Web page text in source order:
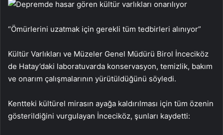
“Ömürlerini uzatmak için gerekli tüm tedbirleri alınıyor”
Kültür Varlıkları ve Müzeler Genel Müdürü Birol İnceciköz
de Hatay’daki laboratuvarda konservasyon, temizlik, bakım
ve onarım çalışmalarının yürütüldüğünü söyledi.
Kentteki kültürel mirasın ayağa kaldırılması için tüm özenin
gösterildiğini vurgulayan İnceciköz, şunları kaydetti: